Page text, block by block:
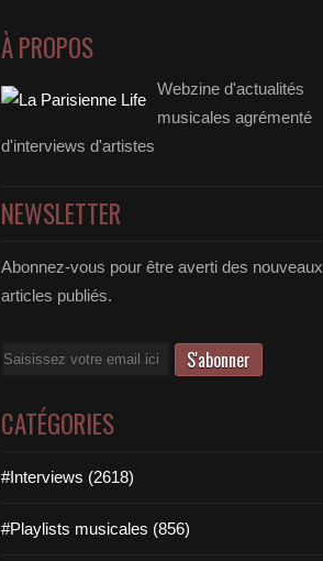
À PROPOS
Webzine d'actualités
musicales agrémenté
d'interviews d'artistes
NEWSLETTER
Abonnez-vous pour être averti des nouveaux
articles publiés.
Email
CATÉGORIES
#Interviews (2618)
#Playlists musicales (856)